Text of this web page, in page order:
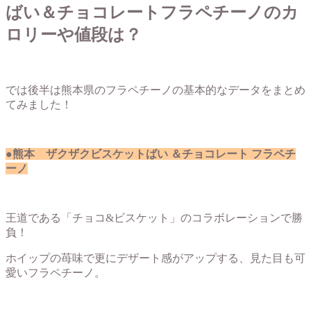
ばい＆チョコレートフラペチーノのカ
ロリーや値段は？
では後半は熊本県のフラペチーノの基本的なデータをまとめ
てみました！
●熊本 ザクザクビスケットばい ＆チョコレート フラペチ
ーノ
王道である「チョコ&ビスケット」のコラボレーションで勝
負！
ホイップの苺味で更にデザート感がアップする、見た目も可
愛いフラペチーノ。